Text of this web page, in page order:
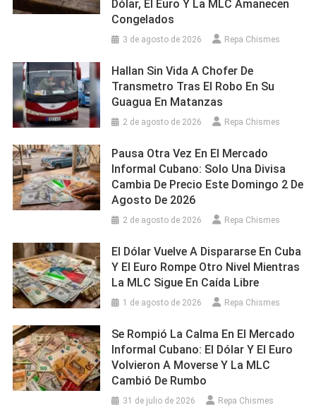
Dólar, El Euro Y La MLC Amanecen
Congelados
3 de agosto de 2026 Repa Chismes
Hallan Sin Vida A Chofer De
Transmetro Tras El Robo En Su
Guagua En Matanzas
2 de agosto de 2026 Repa Chismes
Pausa Otra Vez En El Mercado
Informal Cubano: Solo Una Divisa
Cambia De Precio Este Domingo 2 De
Agosto De 2026
2 de agosto de 2026 Repa Chismes
El Dólar Vuelve A Dispararse En Cuba
Y El Euro Rompe Otro Nivel Mientras
La MLC Sigue En Caída Libre
1 de agosto de 2026 Repa Chismes
Se Rompió La Calma En El Mercado
Informal Cubano: El Dólar Y El Euro
Volvieron A Moverse Y La MLC
Cambió De Rumbo
31 de julio de 2026 Repa Chismes